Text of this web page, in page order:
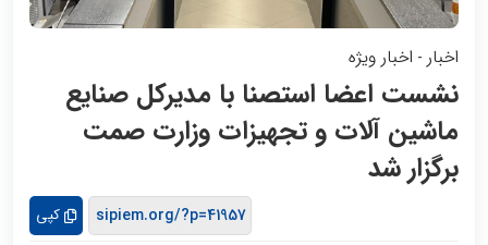
اخبار - اخبار ویژه
نشست اعضا استصنا با مدیرکل صنایع
ماشین آلات و تجهیزات وزارت صمت
برگزار شد
کپی